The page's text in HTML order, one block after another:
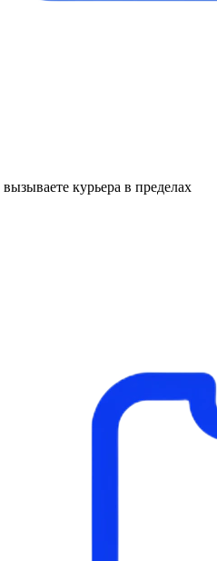
курьера в пределах